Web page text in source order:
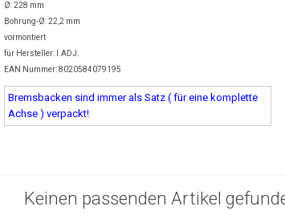
Ø: 228 mm
Bohrung-Ø: 22,2 mm
vormontiert
für Hersteller: I.ADJ.
EAN Nummer: 8020584079195
Bremsbacken sind immer als Satz ( für eine komplette
Achse ) verpackt!
Keinen passenden Artikel